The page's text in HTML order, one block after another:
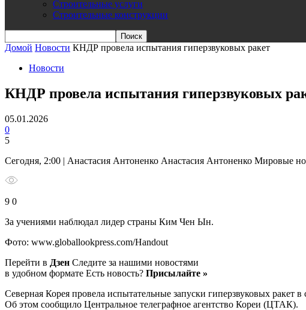
Строительные услуги
Строительные конструкции
Домой Новости КНДР провела испытания гиперзвуковых ракет
Новости
КНДР провела испытания гиперзвуковых
05.01.2026
0
5
Сегодня, 2:00 | Анастасия Антоненко Анастасия Антоненко Мировые
9 0
За учениями наблюдал лидер страны Ким Чен Ын.
Фото: www.globallookpress.com/Handout
Перейти в Дзен Следите за нашими новостями
в удобном формате Есть новость? Присылайте »
Северная Корея провела испытательные запуски гиперзвуковых
Об этом сообщило Центральное телеграфное агентство Кореи (ЦТАК).